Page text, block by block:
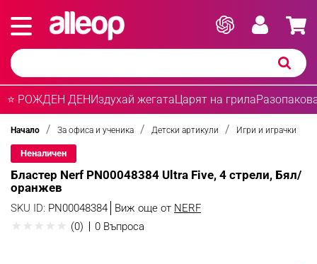
⭐ РОЖДЕН ДЕНИздухай жегатаЦарят на грила
Начало За офиса и ученика Детски артикули Игри и играчки
Неналичен
Бластер Nerf PN00048384 Ultra Five, 4 стрели, Бял/
оранжев
SKU ID: PN00048384 Виж още от NERF
★ ★ ★ ★ ★ (0) 0 Въпроса